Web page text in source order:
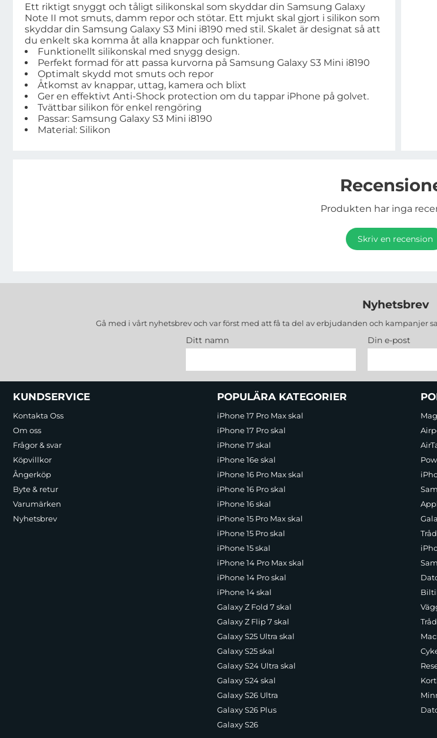
Produktbeskrivning
Ett riktigt snyggt och tåligt silikonskal som skyddar din Samsung Galaxy
Note II mot smuts, damm repor och stötar. Ett mjukt skal gjort i silikon som
skyddar din Samsung Galaxy S3 Mini i8190 med stil. Skalet är designat så att
du enkelt ska komma åt alla knappar och funktioner.
Funktionellt silikonskal med snygg design.
Perfekt formad för att passa kurvorna på Samsung Galaxy S3 Mini i8190
Optimalt skydd mot smuts och repor
Åtkomst av knappar, uttag, kamera och blixt
Ger en effektivt Anti-Shock protection om du tappar iPhone på golvet.
Tvättbar silikon för enkel rengöring
Passar: Samsung Galaxy S3 Mini i8190
Material: Silikon
Produkten har inga
Skriv en recension
Nyhetsbrev
Gå med i vårt nyhetsbrev och var först med att få ta del av erbjudanden och kampanjer
Ditt namn Din e-post
Sidfot Blandad info och länkar
KUNDSERVICE
Kontakta Oss
Om oss
Frågor & svar
Köpvillkor
Ångerköp
Byte & retur
Varumärken
Nyhetsbrev
POPULÄRA KATEGORIER
iPhone 17 Pro Max skal
iPhone 17 Pro skal
iPhone 17 skal
iPhone 16e skal
iPhone 16 Pro Max skal
iPhone 16 Pro skal
iPhone 16 skal
iPhone 15 Pro Max skal
iPhone 15 Pro skal
iPhone 15 skal
iPhone 14 Pro Max skal
iPhone 14 Pro skal
iPhone 14 skal
Galaxy Z Fold 7 skal
Galaxy Z Flip 7 skal
Galaxy S25 Ultra skal
Galaxy S25 skal
Galaxy S24 Ultra skal
Galaxy S24 skal
Galaxy S26 Ultra
Galaxy S26 Plus
Galaxy S26